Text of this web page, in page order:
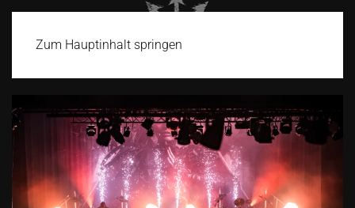
Zum Hauptinhalt springen